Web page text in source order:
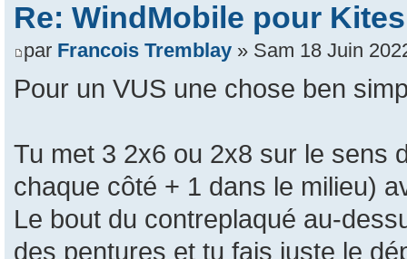
Re: WindMobile pour
par Francois Tremblay » Sam 18 Juin
Pour un VUS une chose ben
Tu met 3 2x6 ou 2x8 sur le sens
chaque côté + 1 dans le milieu)
Le bout du contreplaqué au-
des pentures et tu fais juste le